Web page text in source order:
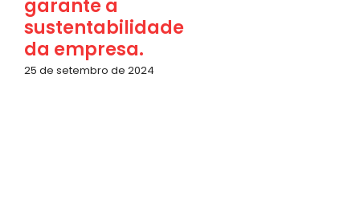
garante a
sustentabilidade
da empresa.
25 de setembro de 2024